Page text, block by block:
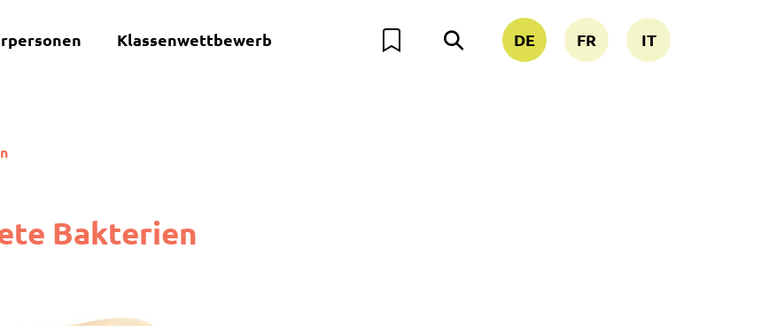
Klassenwettbewerb DE FR IT
Bakterien